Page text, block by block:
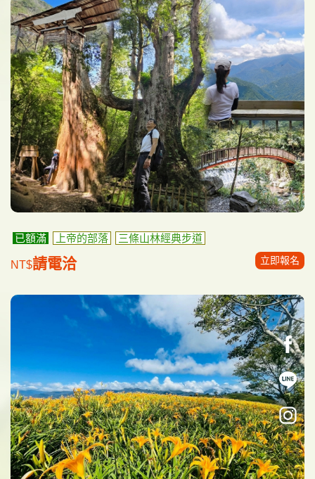
已額滿 上帝的部落 三條山林經典步道
NT$請電洽 立即報名